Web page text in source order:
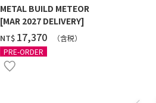
METAL BUILD METEOR
[MAR 2027 DELIVERY]
NT$ ‌17,370
（含税）
PRE-ORDER